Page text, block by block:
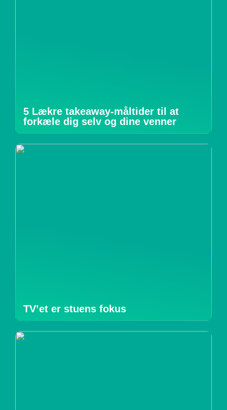
5 Lækre takeaway-måltider til at
forkæle dig selv og dine venner
TV’et er stuens fokus